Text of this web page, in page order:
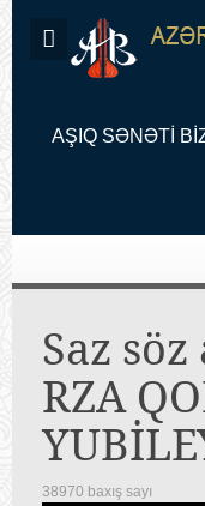
AŞIQ SƏNƏTİ
Saz söz
RZA
38970 baxış sayı